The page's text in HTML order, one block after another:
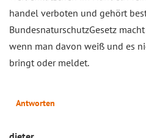
handel verboten und gehört
BundesnaturschutzGesetz
wenn man davon weiß und es
bringt oder meldet.
Antworten